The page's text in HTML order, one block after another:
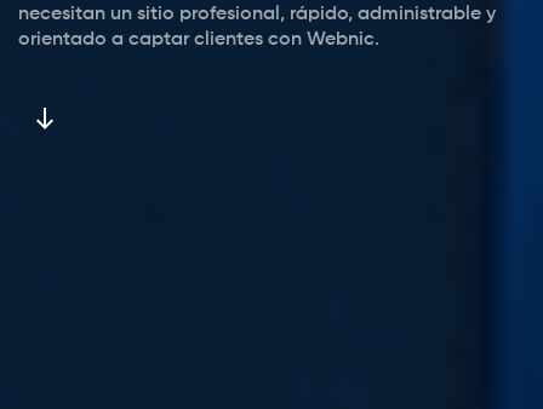
necesitan un sitio profesional, rápido, administrable y
orientado a captar clientes con Webnic.